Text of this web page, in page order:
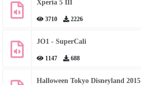
Xperia 5 III
3710 2226
JO1 - SuperCali
1147 688
Halloween Tokyo Disneyland 2015